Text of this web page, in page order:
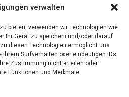
verwalten
bieten, verwenden wir Technologien wie
Ihr Gerät zu speichern und/oder darauf
diesen Technologien ermöglicht uns
Ihrem Surfverhalten oder eindeutigen IDs
Zustimmung nicht erteilen oder
Funktionen und Merkmale
gibt es vielfältige